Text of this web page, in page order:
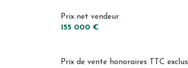
Prix net vendeur
155 000 €
Prix de vente honoraires TTC exclus